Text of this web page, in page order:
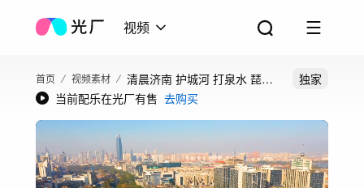
视频
首页 视频素材
清晨济南 护城河 打泉水 琵琶
桥 琵琶泉
独家
当前配乐在光厂有售 去购买